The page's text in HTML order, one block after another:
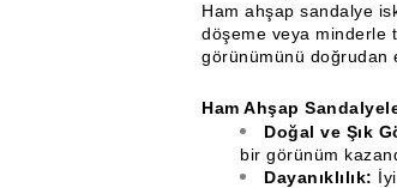
Ham ahşap sandalye
döşeme veya minderle
görünümünü doğrudan
Ham Ahşap
Doğal ve Şık
bir görünüm
Dayanıklılık: